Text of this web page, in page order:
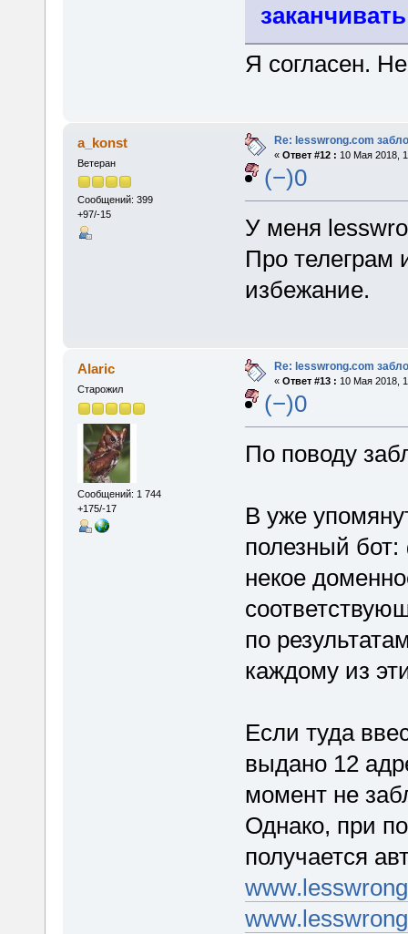
заканчивать
Я согласен.
a_konst
Ветеран
Сообщений: 399
+97/-15
Re: lesswrong.com
« Ответ #12 : 10 Мая 2018,
(−)0
У меня
Про
избежание.
Alaric
Старожил
Сообщений: 1 744
+175/-17
Re: lesswrong.com
« Ответ #13 : 10 Мая 2018,
(−)0
По поводу
В уже
полезный
некое
по
каждому из
Если туда
выдано 12
момент не
Однако, при
получается